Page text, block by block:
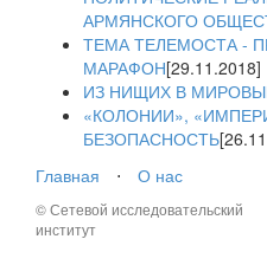
АРМЯНСКОГО
ТЕМА ТЕЛЕМОСТА -
МАРАФОН[29.11.2018]
ИЗ НИЩИХ В
«КОЛОНИИ»,
БЕЗОПАСНОСТЬ
Главная
⋅ О нас
© Сетевой исследовательский
институт